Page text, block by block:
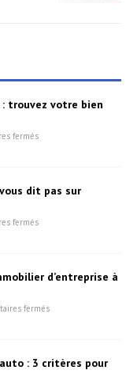
trouvez votre bien
fermés
dit pas sur
fermés
d’entreprise à
fermés
: 3 critères pour